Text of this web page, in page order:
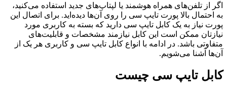
اگر از تلفن‌های همراه هوشمند یا لپتاپ‌های جدید استفاده می‌کنید،
به احتمال بالا پورت تایپ سی را روی آن‌ها دیده‌اید. برای اتصال این
پورت نیاز به یک کابل تایپ سی دارید که بسته به کاربری مورد
نیازتان ممکن است این کابل نیازمند مشخصات و قابلیت‌های
متفاوتی باشد. در ادامه با انواع کابل تایپ سی و کاربری هر یک از
آن‌ها آشنا می‌شویم.
کابل تایپ سی چیست